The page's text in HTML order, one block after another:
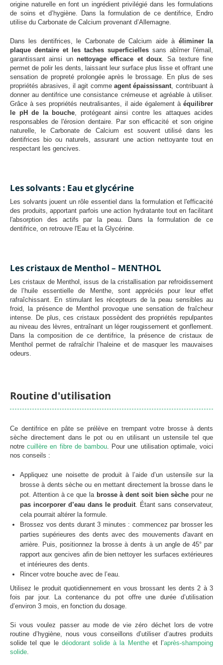
origine naturelle en font un ingrédient privilégié dans les formulations
de soins et d’hygiène. Dans la formulation de ce dentifrice, Endro
utilise du Carbonate de Calcium provenant d’Allemagne.
Dans les dentifrices, le Carbonate de Calcium aide à éliminer la
plaque dentaire et les taches superficielles sans abîmer l'émail,
garantissant ainsi un nettoyage efficace et doux. Sa texture fine
permet de polir les dents, laissant leur surface plus lisse et offrant une
sensation de propreté prolongée après le brossage. En plus de ses
propriétés abrasives, il agit comme agent épaississant, contribuant à
donner au dentifrice une consistance crémeuse et agréable à utiliser.
Grâce à ses propriétés neutralisantes, il aide également à équilibrer
le pH de la bouche, protégeant ainsi contre les attaques acides
responsables de l'érosion dentaire. Par son efficacité et son origine
naturelle, le Carbonate de Calcium est souvent utilisé dans les
dentifrices bio ou naturels, assurant une action nettoyante tout en
respectant les gencives.
Les solvants : Eau et glycérine
Les solvants jouent un rôle essentiel dans la formulation et l'efficacité
des produits, apportant parfois une action hydratante tout en facilitant
l'absorption des actifs par la peau. Dans la formulation de ce
dentifrice, on retrouve l'Eau et la Glycérine.
Les cristaux de Menthol – MENTHOL
Les cristaux de Menthol, issus de la cristallisation par refroidissement
de l’huile essentielle de Menthe, sont appréciés pour leur effet
rafraîchissant. En stimulant les récepteurs de la peau sensibles au
froid, la présence de Menthol provoque une sensation de fraîcheur
intense. De plus, ces cristaux possèdent des propriétés repulpantes
au niveau des lèvres, entraînant un léger rougissement et gonflement.
Dans la composition de ce dentifrice, la présence de cristaux de
Menthol permet de rafraîchir l’haleine et de masquer les mauvaises
odeurs.
Routine d'utilisation
Ce dentifrice en pâte se prélève en trempant votre brosse à dents
sèche directement dans le pot ou en utilisant un ustensile tel que
notrecuillère en fibre de bambou. Pour une utilisation optimale, voici
nos conseils :
Appliquez une noisette de produit à l’aide d’un ustensile sur la
brosse à dents sèche ou en mettant directement la brosse dans le
pot. Attention à ce que la brosse à dent soit bien sèche pour ne
pas incorporer d’eau dans le produit. Étant sans conservateur,
cela pourrait altérer la formule.
Brossez vos dents durant 3 minutes : commencez par brosser les
parties supérieures des dents avec des mouvements d'avant en
arrière. Puis, positionnez la brosse à dents à un angle de 45° par
rapport aux gencives afin de bien nettoyer les surfaces extérieures
et intérieures des dents.
Rincer votre bouche avec de l’eau.
Utilisez le produit quotidiennement en vous brossant les dents 2 à 3
fois par jour. La contenance du pot offre une durée d’utilisation
d’environ 3 mois, en fonction du dosage.
Si vous voulez passer au mode de vie zéro déchet lors de votre
routine d’hygiène, nous vous conseillons d’utiliser d’autres produits
solide tel que le déodorant solide à la Menthe et l’après-shampoing
solide.